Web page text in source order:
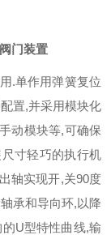
门装置
.单作用弹簧复位
置,并采用模块化
动模块等,可确保
寸轻巧的执行机
轴实现开,关90度
承和导向环,以降
U型特性曲线,输